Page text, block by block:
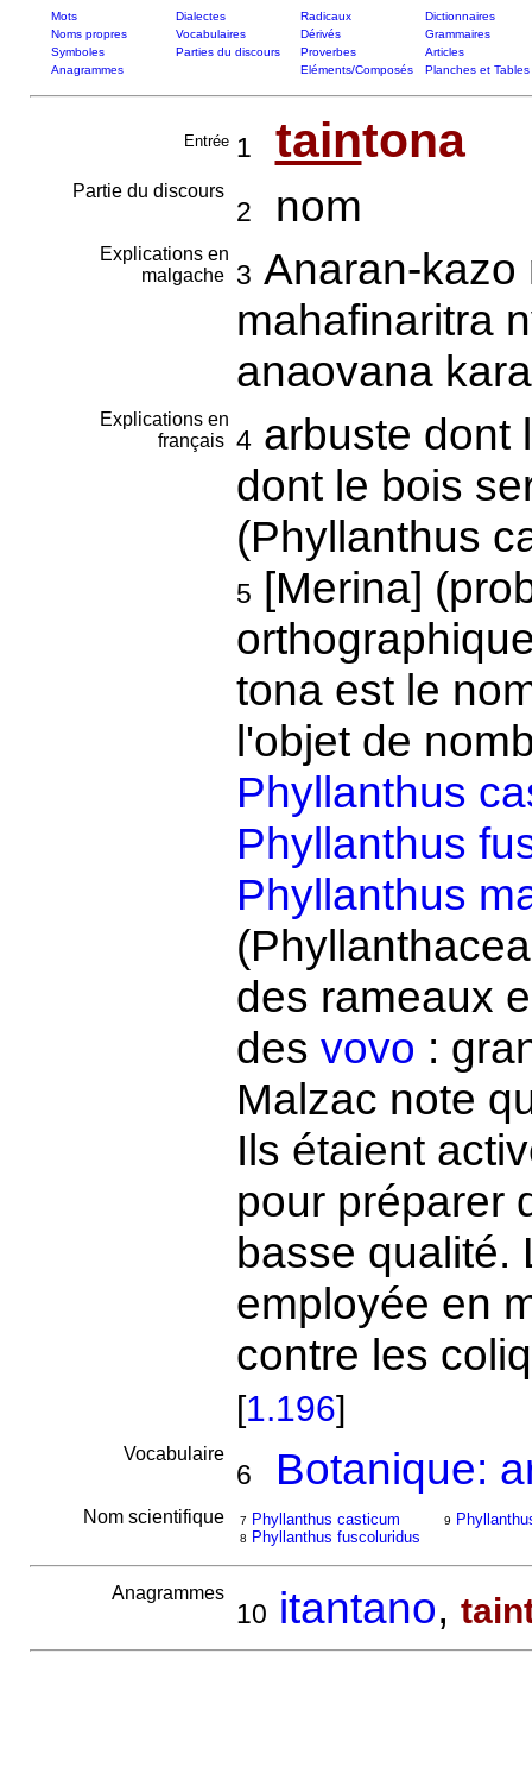
Mots Dialectes Radicaux
Dictionnaires
Noms propres
Vocabulaires Dérivés
Grammaires
Symboles
Parties du discours Proverbes
Articles
Anagrammes
Eléments/Composés Planches et Tables
Entrée 1 taintona
Partie du discours
2 nom
Explications en
malgache
3 Anaran-kazo
mahafinaritra
anaovana
Explications en
français 4arbuste dont
dont le bois
(Phyllanthus
5 [Merina]
tona est le
l'objet de
Phyllanthus
Phyllanthus
Phyllanthus
des rameaux
des vovo :
Malzac note
Ils étaient
pour préparer
basse qualité.
employée en
contre les
[1.196]
Vocabulaire
6 Botanique:
Nom scientifique 7 Phyllanthus casticum
8 Phyllanthus fuscoluridus
9
Anagrammes
10 itantano,